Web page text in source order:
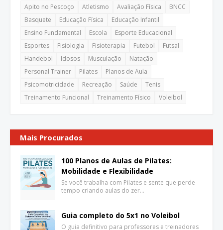
Apito no Pescoço Atletismo Avaliação Física
BNCC
Basquete
Educação Física
Educação Infantil
Ensino Fundamental
Escola
Esporte Educacional
Esportes
Fisiologia Fisioterapia Futebol
Futsal
Handebol
Idosos Musculação
Natação
Personal Trainer
Pilates
Planos de Aula
Psicomotricidade
Recreação Saúde
Tenis
Treinamento Funcional
Treinamento Físico Voleibol
Mais Procurados
100 Planos de Aulas de Pilates:
Mobilidade e Flexibilidade
Se você trabalha com Pilates e sente que perde
tempo criando aulas do zer…
Guia completo do 5x1 no Voleibol
O guia definitivo para professores e treinadores